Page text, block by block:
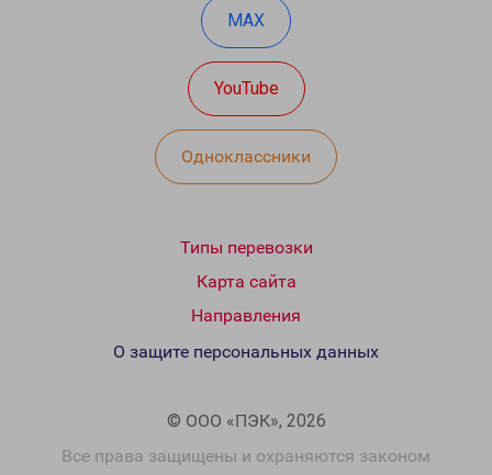
MAX
YouTube
Одноклассники
Типы перевозки
Карта сайта
Направления
© ООО «ПЭК», 2026
Все права защищены и охраняются законом
О защите персональных данных